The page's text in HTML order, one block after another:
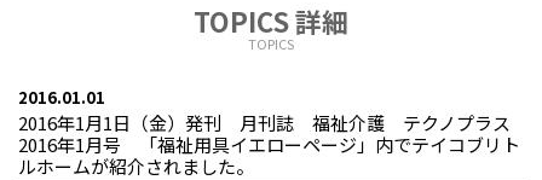
TOPICS 詳細
TOPICS
2016.01.01
2016年1月1日（金）発刊 月刊誌 福祉介護 テクノプラス
2016年1月号 「福祉用具イエローページ」内でテイコブリト
ルホームが紹介されました。